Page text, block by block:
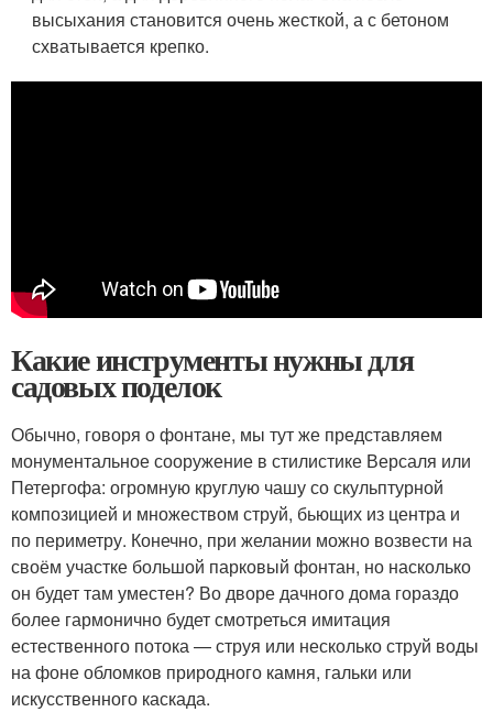
высыхания становится очень жесткой, а с бетоном
схватывается крепко.
Какие инструменты нужны для
садовых поделок
Обычно, говоря о фонтане, мы тут же представляем
монументальное сооружение в стилистике Версаля или
Петергофа: огромную круглую чашу со скульптурной
композицией и множеством струй, бьющих из центра и
по периметру. Конечно, при желании можно возвести на
своём участке большой парковый фонтан, но насколько
он будет там уместен? Во дворе дачного дома гораздо
более гармонично будет смотреться имитация
естественного потока — струя или несколько струй воды
на фоне обломков природного камня, гальки или
искусственного каскада.